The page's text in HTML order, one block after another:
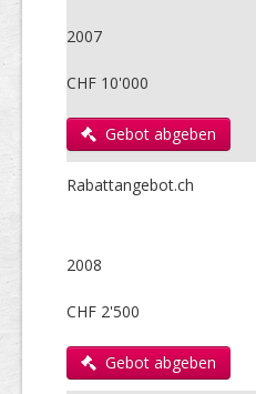
2007
CHF 10'000
Gebot abgeben
Rabattangebot.ch
2008
CHF 2'500
Gebot abgeben